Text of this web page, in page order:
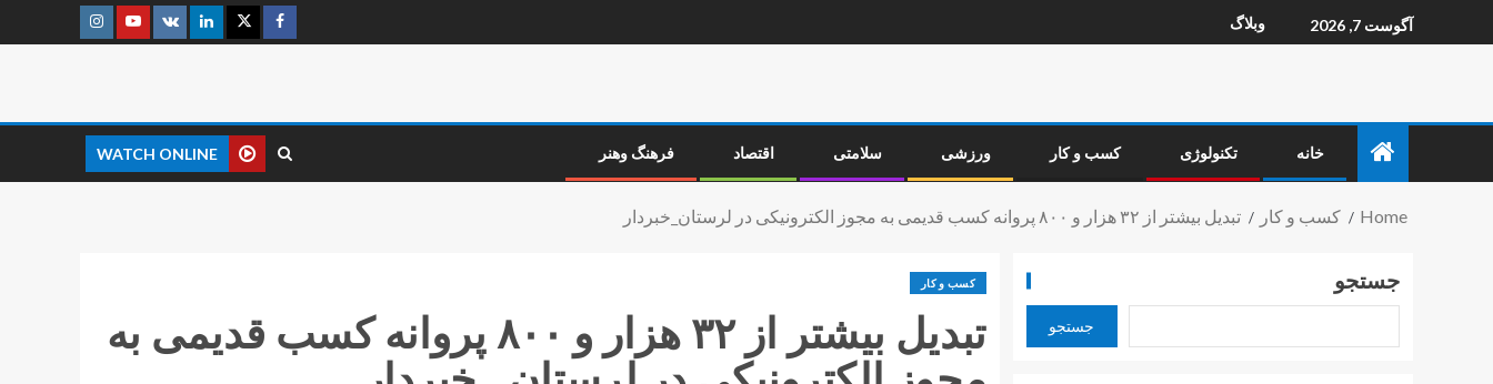
آگوست 7, 2026 وبلاگ
خانه تکنولوژی کسب و کار ورزشی سلامتی اقتصاد فرهنگ وهنر WATCH ONLINE
Home کسب و کار تبدیل بیشتر از ۳۲ هزار و ۸۰۰ پروانه کسب قدیمی به مجوز الکترونیکی در لرستان_خبردار
کسب و کار
تبدیل بیشتر از ۳۲ هزار و ۸۰۰ پروانه کسب قدیمی به
جستجو
جستجو